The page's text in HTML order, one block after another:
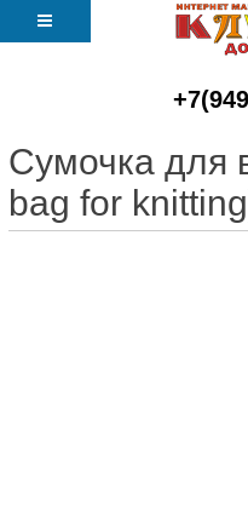
Сумочка для
bag for